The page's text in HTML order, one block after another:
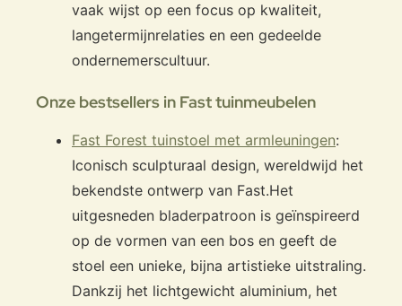
vaak wijst op een focus op kwaliteit,
langetermijnrelaties en een gedeelde
ondernemerscultuur.
Onze bestsellers in Fast tuinmeubelen
Fast Forest tuinstoel met armleuningen:
Iconisch sculpturaal design, wereldwijd het
bekendste ontwerp van Fast.Het
uitgesneden bladerpatroon is geïnspireerd
op de vormen van een bos en geeft de
stoel een unieke, bijna artistieke uitstraling.
Dankzij het lichtgewicht aluminium, het